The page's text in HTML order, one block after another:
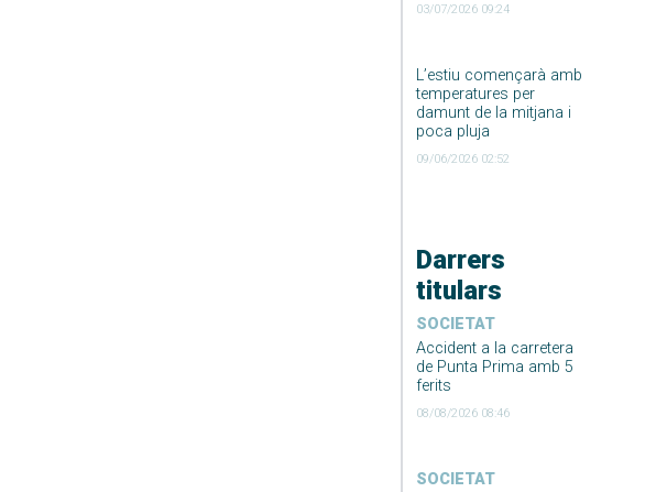
03/07/2026 09:24
L’estiu començarà amb
temperatures per
damunt de la mitjana i
poca pluja
09/06/2026 02:52
Darrers
titulars
SOCIETAT
Accident a la carretera
de Punta Prima amb 5
ferits
08/08/2026 08:46
SOCIETAT